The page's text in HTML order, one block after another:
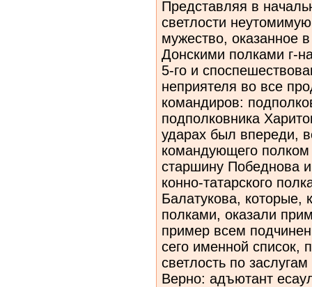
Представляя в
светлости
мужество, оказанное
Донскими полками г-
5-го и
неприятеля во все
командиров:
подполковника
ударах был впереди,
командующего полком
старшину Победнова
конно-татарского
Балатукова,
полками, оказали
пример всем
сего именной список,
светлость по
Верно: адъютант